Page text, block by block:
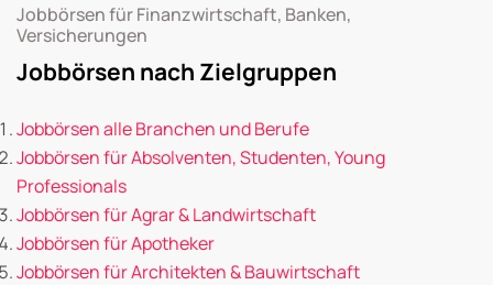
Jobbörsen für Finanzwirtschaft, Banken,
Versicherungen
Jobbörsen nach Zielgruppen
Jobbörsen alle Branchen und Berufe
Jobbörsen für Absolventen, Studenten, Young
Professionals
Jobbörsen für Agrar & Landwirtschaft
Jobbörsen für Apotheker
Jobbörsen für Architekten & Bauwirtschaft